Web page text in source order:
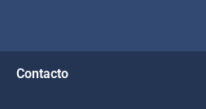
Contacto